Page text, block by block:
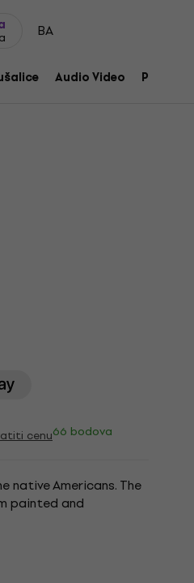
BA
Audio Video Pribor
cenu66 bodova
Americans. The
painted and